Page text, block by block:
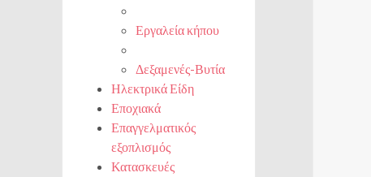
Εργαλεία κήπου
Δεξαμενές-Βυτία
Ηλεκτρικά Είδη
Εποχιακά
Επαγγελματικός
εξοπλισμός
Κατασκευές